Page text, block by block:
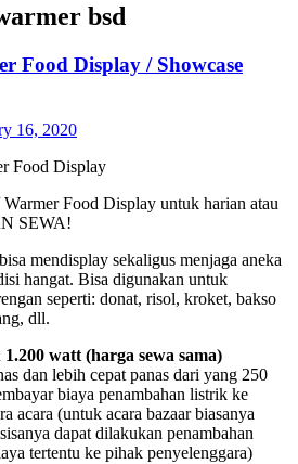
bsd
Food Display / Showcase
16, 2020
Food Display untuk harian atau
SEWA!
mendisplay sekaligus menjaga aneka
hangat. Bisa digunakan untuk
seperti: donat, risol, kroket, bakso
dll.
watt (harga sewa sama)
dan lebih cepat panas dari yang 250
biaya penambahan listrik ke
acara (untuk acara bazaar biasanya
dapat dilakukan penambahan
tertentu ke pihak penyelenggara)